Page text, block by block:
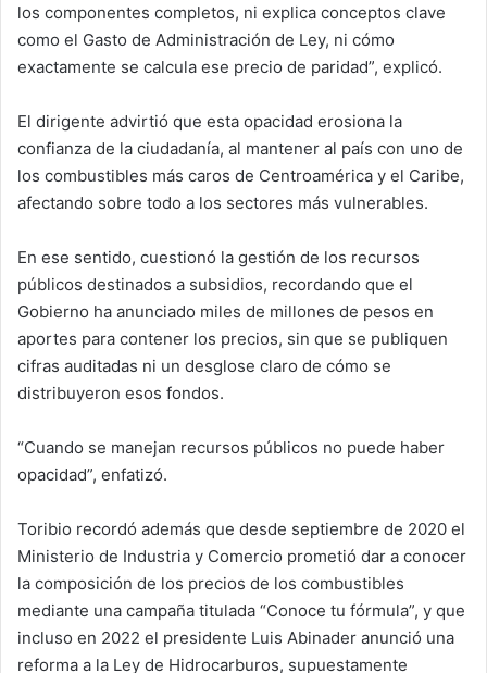
los componentes completos, ni explica conceptos clave
como el Gasto de Administración de Ley, ni cómo
exactamente se calcula ese precio de paridad”, explicó.
El dirigente advirtió que esta opacidad erosiona la
confianza de la ciudadanía, al mantener al país con uno de
los combustibles más caros de Centroamérica y el Caribe,
afectando sobre todo a los sectores más vulnerables.
En ese sentido, cuestionó la gestión de los recursos
públicos destinados a subsidios, recordando que el
Gobierno ha anunciado miles de millones de pesos en
aportes para contener los precios, sin que se publiquen
cifras auditadas ni un desglose claro de cómo se
distribuyeron esos fondos.
“Cuando se manejan recursos públicos no puede haber
opacidad”, enfatizó.
Toribio recordó además que desde septiembre de 2020 el
Ministerio de Industria y Comercio prometió dar a conocer
la composición de los precios de los combustibles
mediante una campaña titulada “Conoce tu fórmula”, y que
incluso en 2022 el presidente Luis Abinader anunció una
reforma a la Ley de Hidrocarburos, supuestamente